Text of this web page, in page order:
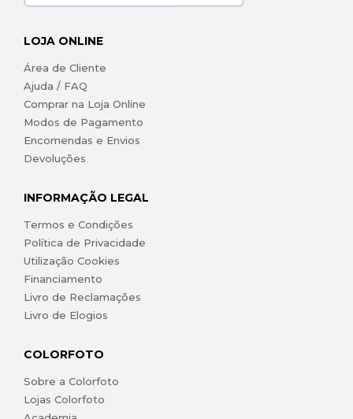
LOJA ONLINE
Área de Cliente
Ajuda / FAQ
Comprar na Loja Online
Modos de Pagamento
Encomendas e Envios
Devoluções
INFORMAÇÃO LEGAL
Termos e Condições
Política de Privacidade
Utilização Cookies
Financiamento
Livro de Reclamações
Livro de Elogios
COLORFOTO
Sobre a Colorfoto
Lojas Colorfoto